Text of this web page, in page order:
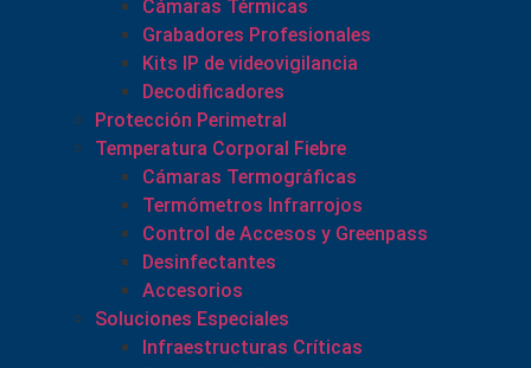
Cámaras Térmicas
Grabadores Profesionales
Kits IP de videovigilancia
Decodificadores
Protección Perimetral
Temperatura Corporal Fiebre
Cámaras Termográficas
Termómetros Infrarrojos
Control de Accesos y Greenpass
Desinfectantes
Accesorios
Soluciones Especiales
Infraestructuras Críticas